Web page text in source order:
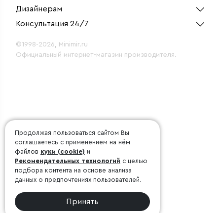
Дизайнерам
Консультация 24/7
©1998-2026, Minimir.ru
Официальный интернет-магазин производителя.
Продолжая пользоваться сайтом Вы
соглашаетесь с применением на нём
файлов куки (cookie) и
Рекомендательных технологий с целью
подбора контента на основе анализа
данных о предпочтениях пользователей.
Принять